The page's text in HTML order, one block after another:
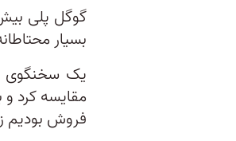
بسیار
مقایسه کرد
فروش بودیم